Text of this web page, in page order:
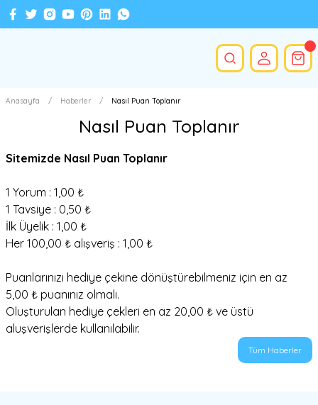
Anasayfa Haberler Nasıl Puan Toplanır
Nasıl Puan Toplanır
Sitemizde Nasıl Puan Toplanır
1 Yorum : 1,00 ₺
1 Tavsiye : 0,50 ₺
İlk Üyelik : 1,00 ₺
Her 100,00 ₺ alışveriş : 1,00 ₺
Puanlarınızı hediye çekine dönüştürebilmeniz için en az
5,00 ₺ puanınız olmalı.
Oluşturulan hediye çekleri en az 20,00 ₺ ve üstü
aluşverişlerde kullanılabilir.
Tüm Haberler